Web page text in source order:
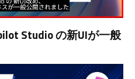
Studio の新UIが一般